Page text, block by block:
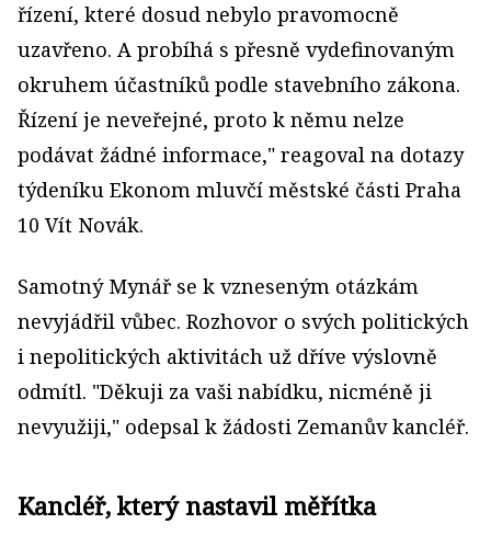
řízení, které dosud nebylo pravomocně
uzavřeno. A probíhá s přesně vydefinovaným
okruhem účastníků podle stavebního zákona.
Řízení je neveřejné, proto k němu nelze
podávat žádné informace," reagoval na dotazy
týdeníku Ekonom mluvčí městské části Praha
10 Vít Novák.
Samotný Mynář se k vzneseným otázkám
nevyjádřil vůbec. Rozhovor o svých politických
i nepolitických aktivi­tách už dříve výslovně
odmítl. "Děkuji za vaši nabídku, nicméně ji
nevyužiji," odepsal k žádosti Zemanův kancléř.
Kancléř, který nastavil měřítka